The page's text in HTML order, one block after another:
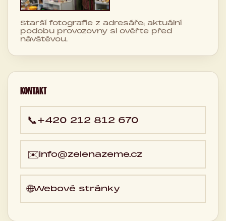
Starší fotografie z adresáře; aktuální
podobu provozovny si ověřte před
návštěvou.
KONTAKT
📞+420 212 812 670
✉️info@zelenazeme.cz
🌐Webové stránky